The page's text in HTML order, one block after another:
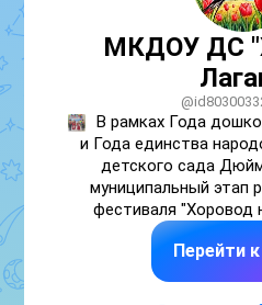
МКДОУ ДС
В рамках Года
и Года единства
детского сада
муниципальный этап
фестиваля "Хоровод
Воспитанники
исполнили
харадас".Мероприятие
Перейти